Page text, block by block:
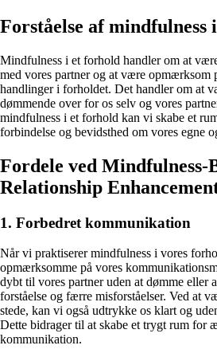
Forståelse af mindfulness
Mindfulness i et forhold handler om at
med vores partner og at være opmærksom
handlinger i forholdet. Det handler om at
dømmende over for os selv og vores
mindfulness i et forhold kan vi skabe et
forbindelse og bevidsthed om vores egne
Fordele ved Mindfulness-
Relationship
1. Forbedret kommunikation
Når vi praktiserer mindfulness i vores
opmærksomme på vores
dybt til vores partner uden at dømme eller
forståelse og færre misforståelser. Ved at
stede, kan vi også udtrykke os klart og
Dette bidrager til at skabe et trygt rum for
kommunikation.